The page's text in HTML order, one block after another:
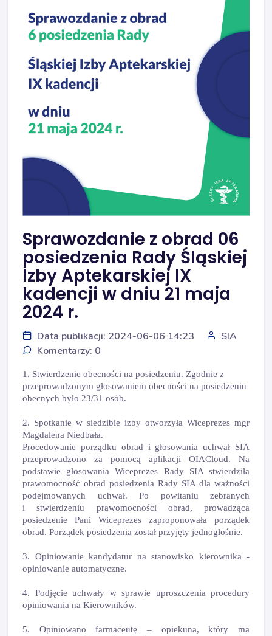
Sprawozdanie z obrad 06
posiedzenia Rady Śląskiej
Izby Aptekarskiej IX
kadencji w dniu 21 maja
2024 r.
Data publikacji: 2024-06-06 14:23
SIA
Komentarzy: 0
1. Stwierdzenie obecności na posiedzeniu. Zgodnie z
przeprowadzonym głosowaniem obecności na posiedzeniu
obecnych było 23/31 osób.
2. Spotkanie w siedzibie izby otworzyła Wiceprezes mgr
Magdalena Niedbała.
Procedowanie porządku obrad i głosowania uchwał SIA
przeprowadzono za pomocą aplikacji OIACloud. Na
podstawie głosowania Wiceprezes Rady SIA stwierdziła
prawomocność obrad posiedzenia Rady SIA dla ważności
podejmowanych uchwał. Po powitaniu zebranych
i stwierdzeniu prawomocności obrad, prowadząca
posiedzenie Pani Wiceprezes zaproponowała porządek
obrad. Porządek posiedzenia został przyjęty jednogłośnie.
3. Opiniowanie kandydatur na stanowisko kierownika -
opiniowanie automatyczne.
4. Podjęcie uchwały w sprawie uproszczenia procedury
opiniowania na Kierowników.
5. Opiniowano farmaceutę – opiekuna, który ma